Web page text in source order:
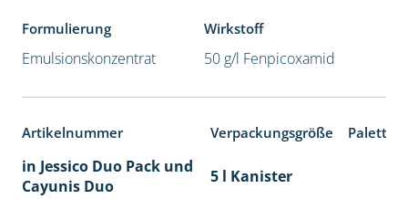
Formulierung
Emulsionskonzentrat
Wirkstoff
50 g/l Fenpicoxamid
Artikelnummer Verpackungsgröße
in Jessico Duo Pack und
Cayunis Duo
5 l Kanister